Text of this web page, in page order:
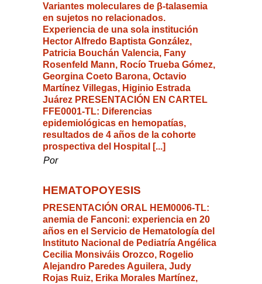
Variantes moleculares de β-talasemia
en sujetos no relacionados.
Experiencia de una sola institución
Hector Alfredo Baptista González,
Patricia Bouchán Valencia, Fany
Rosenfeld Mann, Rocío Trueba Gómez,
Georgina Coeto Barona, Octavio
Martínez Villegas, Higinio Estrada
Juárez PRESENTACIÓN EN CARTEL
FFE0001-TL: Diferencias
epidemiológicas en hemopatías,
resultados de 4 años de la cohorte
prospectiva del Hospital [...]
Por
HEMATOPOYESIS
PRESENTACIÓN ORAL HEM0006-TL:
anemia de Fanconi: experiencia en 20
años en el Servicio de Hematología del
Instituto Nacional de Pediatría Angélica
Cecilia Monsiváis Orozco, Rogelio
Alejandro Paredes Aguilera, Judy
Rojas Ruiz, Erika Morales Martínez,